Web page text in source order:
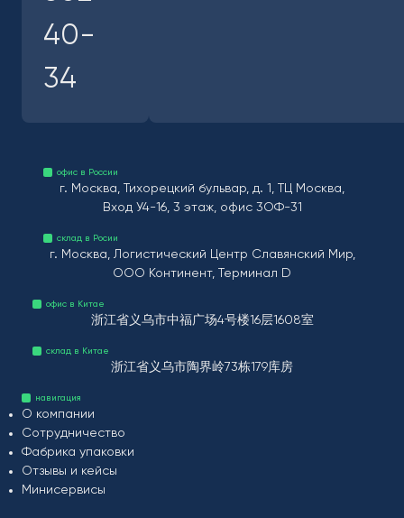
40-
34
офис в России
г. Москва, Тихорецкий бульвар, д. 1, ТЦ Москва,
Вход У4-16, 3 этаж, офис 3ОФ-31
склад в Росии
г. Москва, Логистический Центр Славянский Мир,
ООО Континент, Терминал D
офис в Китае
浙江省义乌市中福广场4号楼16层1608室
склад в Китае
浙江省义乌市陶界岭73栋179库房
навигация
О компании
Сотрудничество
Фабрика упаковки
Отзывы и кейсы
Минисервисы